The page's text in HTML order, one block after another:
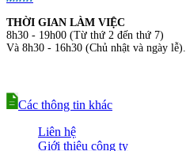
THỜI GIAN LÀM VIỆC
8h30 - 19h00 (Từ thứ 2 đến thứ 7)
Và 8h30 - 16h30 (Chủ nhật và ngày lễ).
Các thông tin khác
Liên hệ
Giới thiệu công ty